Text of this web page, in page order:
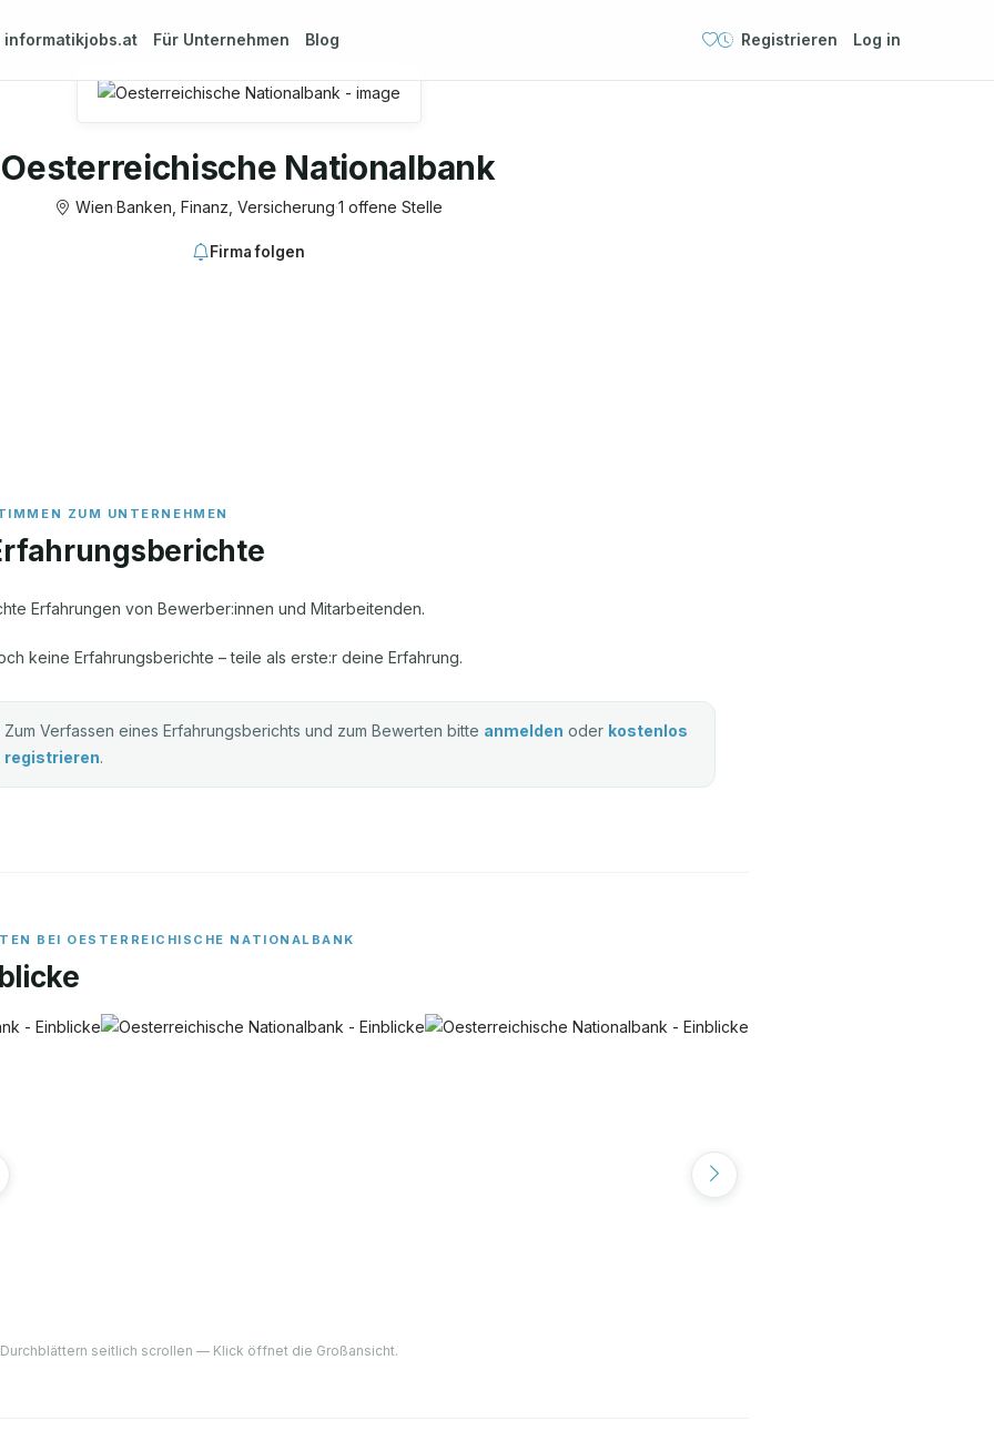
informatikjobs.at Für Unternehmen Blog Registrieren Log in
Oesterreichische Nationalbank
Wien·Banken, Finanz, Versicherung·1 offene Stelle
Firma folgen
Erfahrungen von Bewerber:innen und Mitarbeitenden.
keine Erfahrungsberichte – teile als erste:r deine Erfahrung.
Zum Verfassen eines Erfahrungsberichts und zum Bewerten bitte anmelden oder kostenlos
registrieren.
BEI OESTERREICHISCHE NATIONALBANK
seitlich scrollen — Klick öffnet die Großansicht.